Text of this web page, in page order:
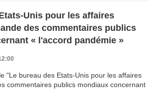
Unis pour les affaires
des commentaires publics
« l'accord pandémie »